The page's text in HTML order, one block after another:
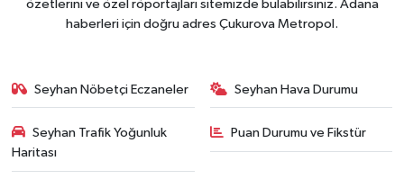
özetlerini ve özel röportajları sitemizde bulabilirsiniz. Adana
haberleri için doğru adres Çukurova Metropol.
Seyhan Nöbetçi Eczaneler Seyhan Hava Durumu
Seyhan Trafik Yoğunluk
Haritası
Puan Durumu ve Fikstür